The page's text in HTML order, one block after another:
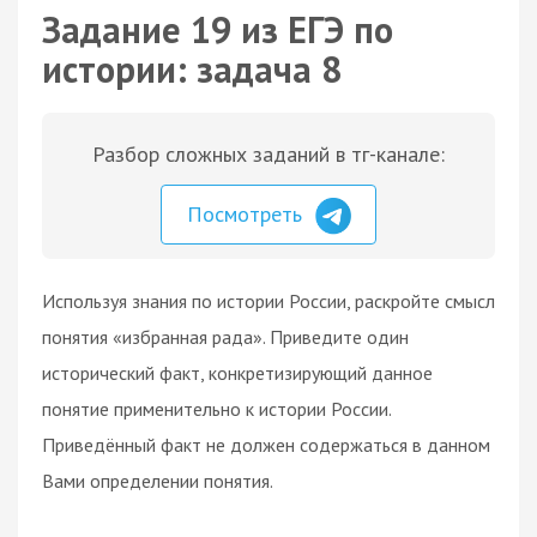
Задание 19 из ЕГЭ по
истории: задача 8
Разбор сложных заданий в тг-канале:
Посмотреть
Используя знания по истории России, раскройте смысл
понятия «избранная рада». Приведите один
исторический факт, конкретизирующий данное
понятие применительно к истории России.
Приведённый факт не должен содержаться в данном
Вами определении понятия.